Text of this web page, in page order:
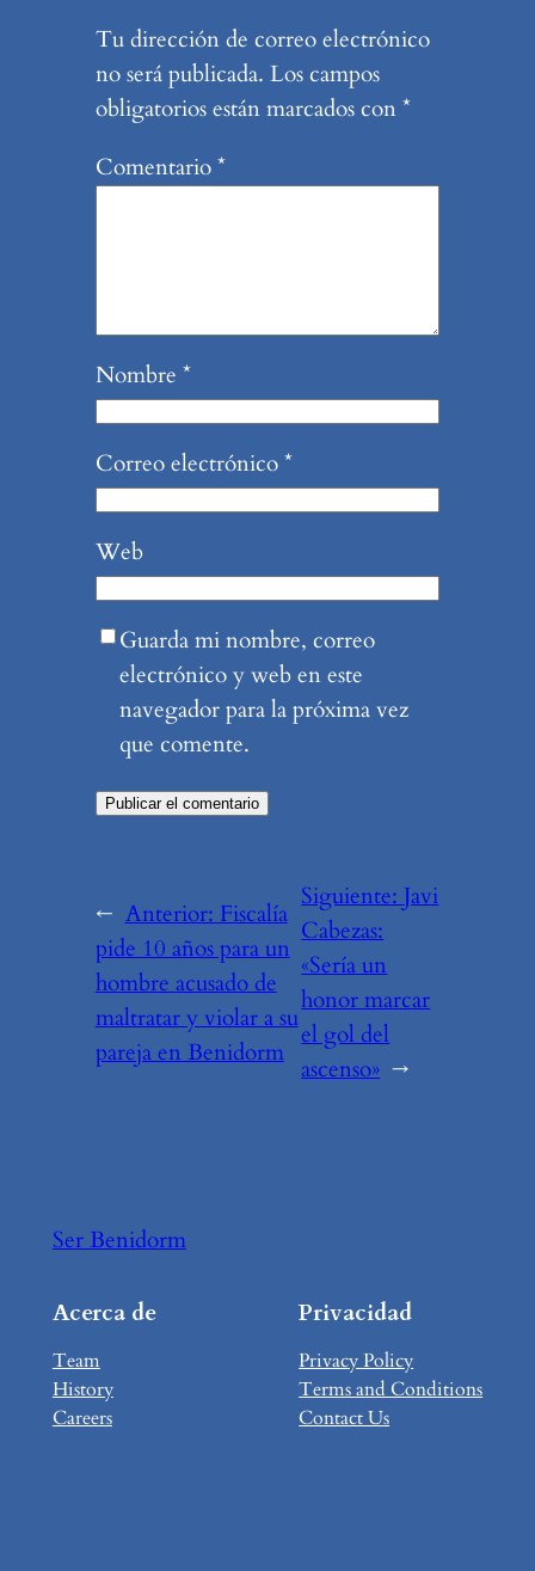
Tu dirección de correo electrónico
no será publicada. Los campos
obligatorios están marcados con*
Comentario*
Nombre *
Correo electrónico*
Web
Guarda mi nombre, correo
electrónico y web en este
navegador para la próxima vez
que comente.
← Anterior: Fiscalía
pide 10 años para un
hombre acusado de
maltratar y violar a su
pareja en Benidorm
Siguiente:Javi
Cabezas:
«Sería un
honor marcar
el gol del
ascenso» →
Ser Benidorm
Acerca de
Team
History
Careers
Privacidad
Privacy Policy
Terms and Conditions
Contact Us